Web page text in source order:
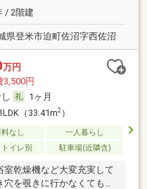
/ 2階建
県登米市迫町佐沼字西佐沼
万円
3,500円
1ヶ月
（33.41m2）
なし
一人暮らし
イレ別 駐車場(近隣含)
乾燥機など大変充実して
を覗きに行かなくてもイ